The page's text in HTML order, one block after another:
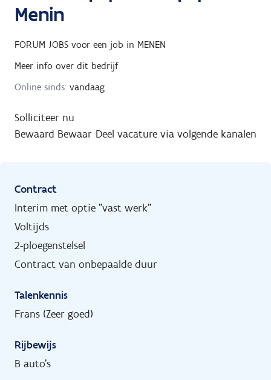
Menin
FORUM JOBS voor een job in MENEN
Meer info over dit bedrijf
Online sinds: vandaag
Solliciteer nu
Bewaard Bewaar Deel vacature via volgende kanalen
Contract
Interim met optie "vast werk"
Voltijds
2-ploegenstelsel
Contract van onbepaalde duur
Talenkennis
Frans (Zeer goed)
Rijbewijs
B auto's